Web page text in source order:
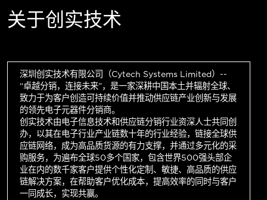
关于创实技术
深圳创实技术有限公司（Cytech Systems Limited）--
“卓越分销，连接未来”，是一家深耕中国本土并辐射全球、
致力于为客户创造可持续价值并推动供应链产业创新与发展
的领先电子元器件分销商。
创实技术由电子信息技术和供应链分销行业资深人士共同创
办，以其在电子行业产业链数十年的行业经验，链接全球供
应链网络，成为高品质货源的有力支撑，并通过多元化的采
购服务，为遍布全球50多个国家，包含世界500强头部企
业在内的数千家客户提供个性化定制、敏捷、高品质的供应
链解决方案，在帮助客户优化成本，提高效率的同时与客户
一同成长，实现共赢。